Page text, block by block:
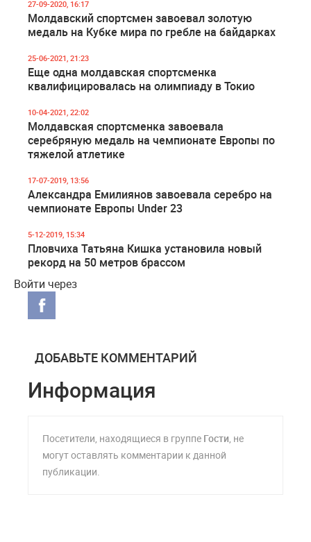
27-09-2020, 16:17
Молдавский спортсмен завоевал золотую
медаль на Кубке мира по гребле на байдарках
25-06-2021, 21:23
Еще одна молдавская спортсменка
квалифицировалась на олимпиаду в Токио
10-04-2021, 22:02
Молдавская спортсменка завоевала
серебряную медаль на чемпионате Европы по
тяжелой атлетике
17-07-2019, 13:56
Александра Емилиянов завоевала серебро на
чемпионате Европы Under 23
5-12-2019, 15:34
Пловчиха Татьяна Кишка установила новый
рекорд на 50 метров брассом
Войти через
ДОБАВЬТЕ КОММЕНТАРИЙ
Информация
Посетители, находящиеся в группе Гости, не
могут оставлять комментарии к данной
публикации.